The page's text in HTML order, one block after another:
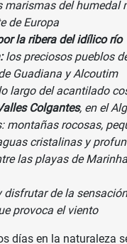
marismas del humedal
de Europa
la ribera del idílico río
los preciosos pueblos
Guadiana y Alcoutim
largo del acantilado
Colgantes, en el
montañas rocosas,
cristalinas y
las playas de
de la
provoca el viento
días en la naturaleza